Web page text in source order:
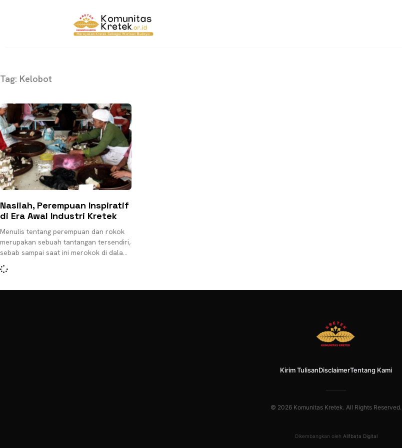
Tag: Kelobot
Nasilah, Perempuan Inspiratif
di Era Awal Industri Kretek
Menulis tentang perempuan dan rokok
merupakan sebuah tantangan tersendiri,
sebab sampai saat ini merokok di dalam
budaya masyarakat, identik dengan
karakter maskulin yang dimiliki oleh
Kirim TulisanDisclaimerTentang Kami
© 2026 Komunitas Kretek. All Rights Reserved.
Dikembangkan oleh Alifbata Digital